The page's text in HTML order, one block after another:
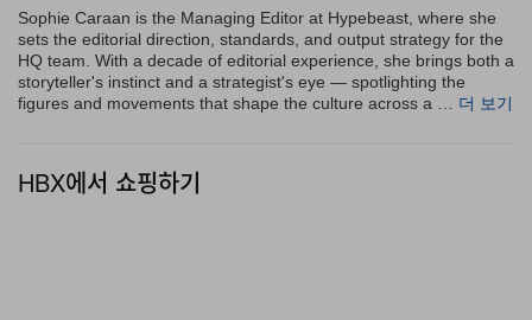
스타일 레터링으로 채워, Fox 헤드를 추상적인 인시
그니아로 변주한다. 세 명의 아티스트, 세 가지 그래
픽 어프로치, 하나의 소스 머티리얼이 전혀 다른 방식
으로 재해석된 셈이다.
전반을 관통하는 또 하나의 축은 기능성 브리프다.
Sophie Caraan is the Managing Editor at Hypebeast, where she
sets the editorial direction, standards, and output strategy for the
HQ team. With a decade of editorial experience, she brings both a
storyteller's instinct and a strategist's eye — spotlighting the
figures and movements that shape the culture across a …
더 보기
HBX에서 쇼핑하기